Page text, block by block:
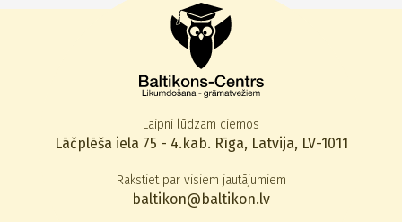
Laipni lūdzam ciemos
Lāčplēša iela 75 - 4.kab. Rīga, Latvija, LV-1011
Rakstiet par visiem jautājumiem
baltikon@baltikon.lv